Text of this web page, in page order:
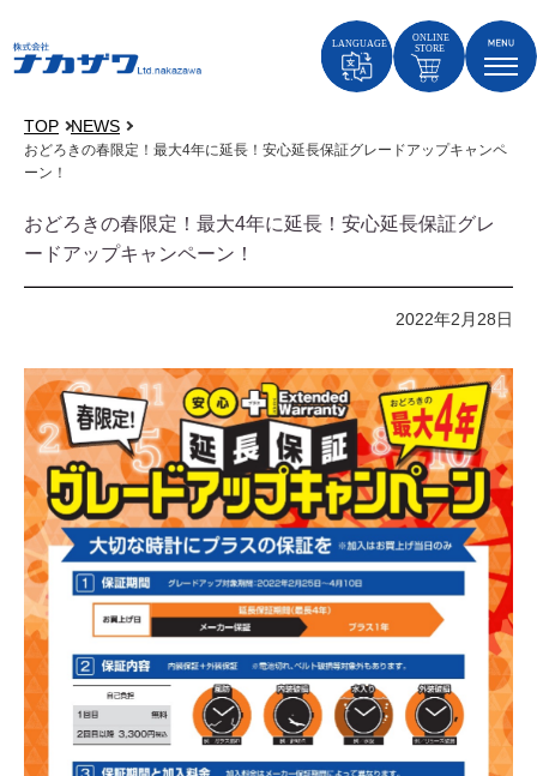
TOP NEWS
おどろきの春限定！最大4年に延長！安心延長保証グレードアップキャンペ
ーン！
おどろきの春限定！最大4年に延長！安心延長保証グレ
ードアップキャンペーン！
2022年2月28日